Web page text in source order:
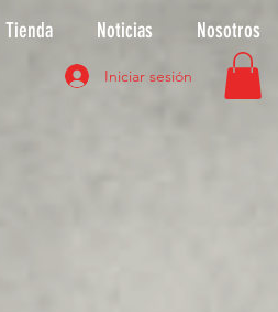
Tienda Noticias Nosotros
Iniciar sesión